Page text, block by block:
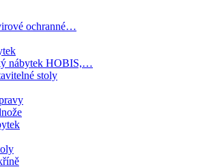
ochranné…
nábytek HOBIS,…
stoly